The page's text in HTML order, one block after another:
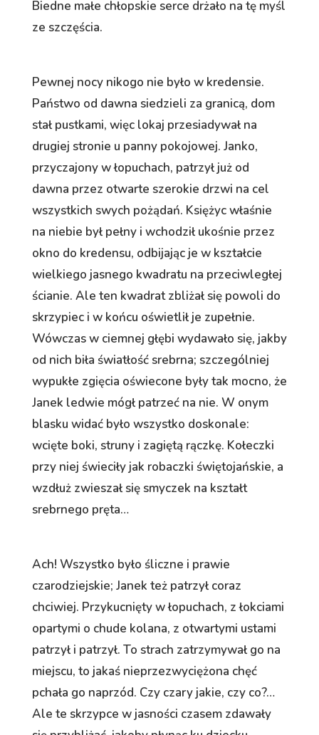
Biedne małe chłopskie serce drżało na tę myśl
ze szczęścia.
Pewnej nocy nikogo nie było w kredensie.
Państwo od dawna siedzieli za granicą, dom
stał pustkami, więc lokaj przesiadywał na
drugiej stronie u panny pokojowej. Janko,
przyczajony w łopuchach, patrzył już od
dawna przez otwarte szerokie drzwi na cel
wszystkich swych pożądań. Księżyc właśnie
na niebie był pełny i wchodził ukośnie przez
okno do kredensu, odbijając je w kształcie
wielkiego jasnego kwadratu na przeciwległej
ścianie. Ale ten kwadrat zbliżał się powoli do
skrzypiec i w końcu oświetlił je zupełnie.
Wówczas w ciemnej głębi wydawało się, jakby
od nich biła światłość srebrna; szczególniej
wypukłe zgięcia oświecone były tak mocno, że
Janek ledwie mógł patrzeć na nie. W onym
blasku widać było wszystko doskonale:
wcięte boki, struny i zagiętą rączkę. Kołeczki
przy niej świeciły jak robaczki świętojańskie, a
wzdłuż zwieszał się smyczek na kształt
srebrnego pręta…
Ach! Wszystko było śliczne i prawie
czarodziejskie; Janek też patrzył coraz
chciwiej. Przykucnięty w łopuchach, z łokciami
opartymi o chude kolana, z otwartymi ustami
patrzył i patrzył. To strach zatrzymywał go na
miejscu, to jakaś nieprzezwyciężona chęć
pchała go naprzód. Czy czary jakie, czy co?…
Ale te skrzypce w jasności czasem zdawały